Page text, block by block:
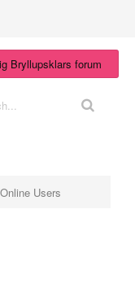
Online Users
Bryllupsklars forum